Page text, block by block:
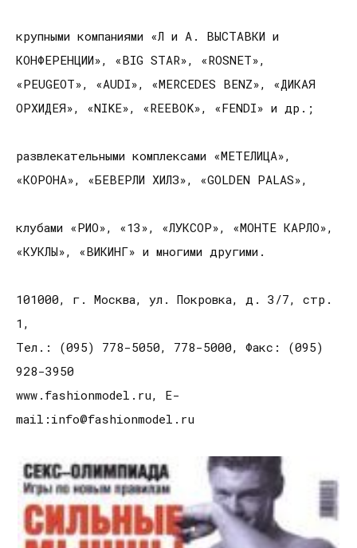
крупными компаниями «Л и А. ВЫСТАВКИ и
КОНФЕРЕНЦИИ», «BIG STAR», «ROSNET»,
«PEUGEOT», «AUDI», «MERCEDES BENZ», «ДИКАЯ
ОРХИДЕЯ», «NIKE», «REEBOK», «FENDI» и др.;
развлекательными комплексами «МЕТЕЛИЦА»,
«КОРОНА», «БЕВЕРЛИ ХИЛЗ», «GOLDEN PALAS»,
клубами «РИО», «13», «ЛУКСОР», «МОНТЕ КАРЛО»,
«КУКЛЫ», «ВИКИНГ» и многими другими.
101000, г. Москва, ул. Покровка, д. 3/7, стр.
1,
Тел.: (095) 778-5050, 778-5000, Факс: (095)
928-3950
www.fashionmodel.ru, E-
mail:info@fashionmodel.ru